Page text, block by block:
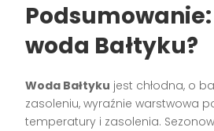
woda Bałtyku?
Woda Bałtyku jest chłodna, o
zasoleniu, wyraźnie warstwowa
temperatury i zasolenia.